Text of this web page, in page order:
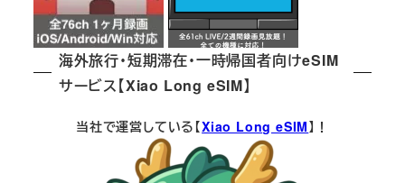
海外旅行・短期滞在・一時帰国者向けeSIM
サービス【Xiao Long eSIM】
当社で運営している【Xiao Long eSIM】！